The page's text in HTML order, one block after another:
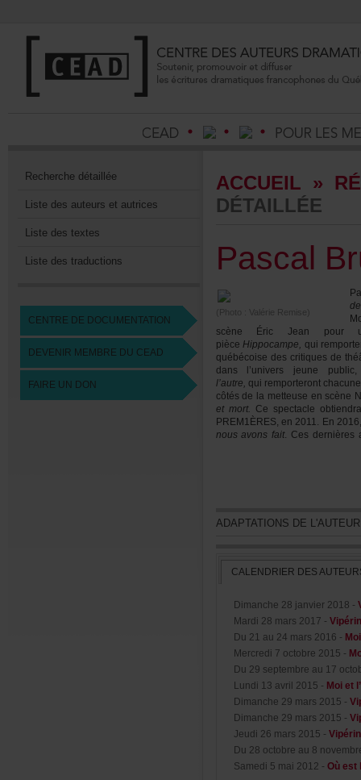
Recherchedétaillée
Listedesauteursetautrices
Listedestextes
Listedestraductions
CENTREDEDOCUMENTATION
DEVENIRMEMBREDUCEAD
FAIREUNDON
ACCUEIL »
DÉTAILLÉE
(Photo:ValérieRemise)
pièceHippocampe, qui
l’autre, qui
etmort.
nousavonsfait
Dimanche28janvier2018-
Mardi28mars2017-
Du21au24mars2016-
Mercredi7octobre2015-
Lundi13avril2015-
Dimanche29mars2015-
Dimanche29mars2015-
Jeudi26mars2015-
Samedi5mai2012-